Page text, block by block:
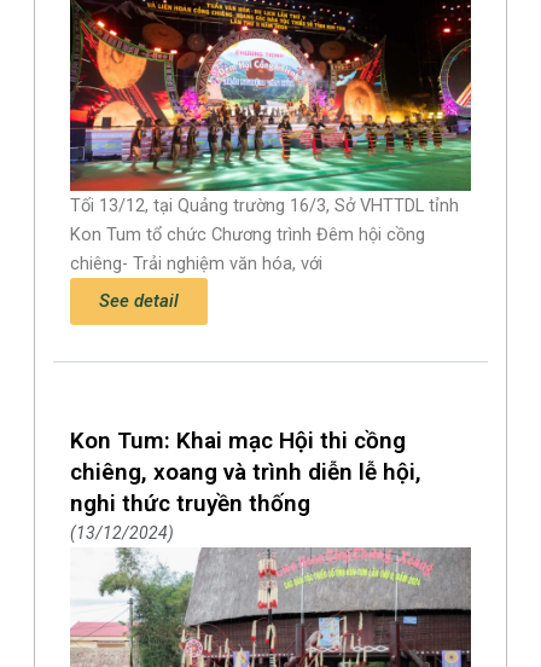
Tối 13/12, tại Quảng trường 16/3, Sở VHTTDL tỉnh
Kon Tum tổ chức Chương trình Đêm hội cồng
chiêng- Trải nghiệm văn hóa, với
See detail
Kon Tum: Khai mạc Hội thi cồng
chiêng, xoang và trình diễn lễ hội,
nghi thức truyền thống
13/12/2024